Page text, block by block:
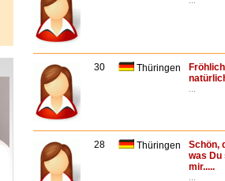
30 Thüringen
28 Thüringen
Schön,
was Du
mir.....